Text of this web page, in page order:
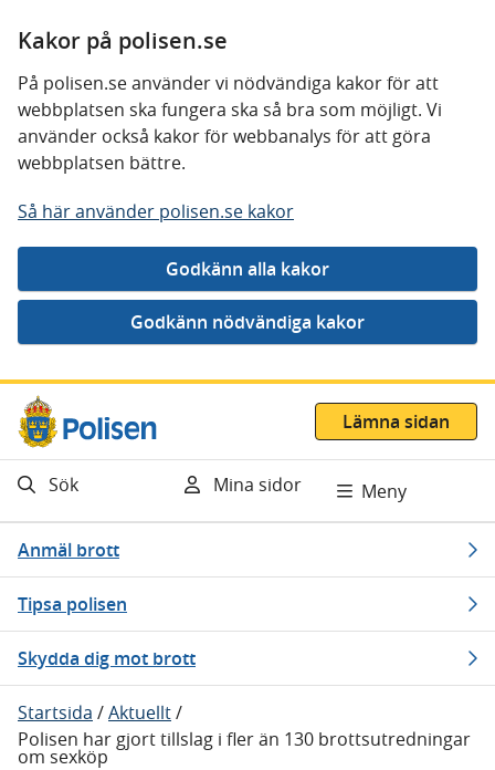
Kakor på polisen.se
På polisen.se använder vi nödvändiga kakor för att
webbplatsen ska fungera ska så bra som möjligt. Vi
använder också kakor för webbanalys för att göra
webbplatsen bättre.
Så här använder polisen.se kakor
Gå direkt till innehåll
Lämna sidan
Sök Mina sidor Meny
Anmäl brott
Tipsa polisen
Skydda dig mot brott
Startsida /Aktuellt/
Polisen har gjort tillslag i fler än 130 brottsutredningar
om sexköp